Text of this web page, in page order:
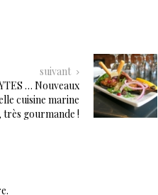
suivant
… Nouveaux
cuisine marine
gourmande !